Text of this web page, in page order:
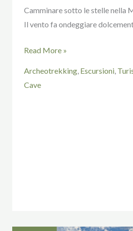
Camminare sotto le stelle nella
Il vento fa ondeggiare
stelle
Read More »
Archeotrekking, Escursioni,
Cave